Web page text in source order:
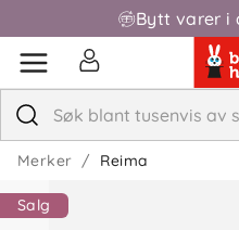
Bytt varer i
Merker Reima
Salg